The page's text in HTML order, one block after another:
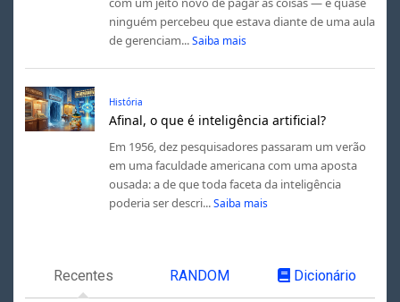
ninguém percebeu que estava diante de uma aula
de gerenciam... Saiba mais
História
Afinal, o que é inteligência artificial?
Em 1956, dez pesquisadores passaram um verão
em uma faculdade americana com uma aposta
ousada: a de que toda faceta da inteligência
poderia ser descri... Saiba mais
Recentes RANDOM Dicionário